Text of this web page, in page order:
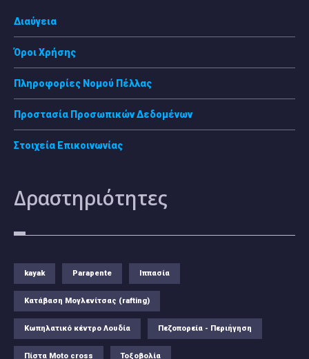
Διαύγεια
Όροι Χρήσης
Πληροφορίες Νομού Πέλλας
Προστασία Προσωπικών Δεδομένων
Στοιχεία Επικοινωνίας
Δραστηριότητες
kayak Parapente Ιππασία
Κατάβαση Μογλενίτσας (rafting)
Κωπηλατικό κέντρο Λουδία Πεζοπορεία - Περιήγηση
Πίστα Moto cross Τοξοβολία